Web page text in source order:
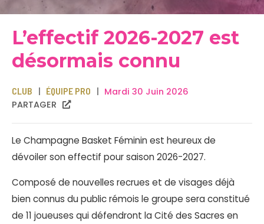
L’effectif 2026-2027 est
désormais connu
CLUB ÉQUIPE PRO
Mardi 30 Juin 2026
PARTAGER
Le Champagne Basket Féminin est heureux de
dévoiler son effectif pour saison 2026-2027.
Composé de nouvelles recrues et de visages déjà
bien connus du public rémois le groupe sera constitué
de 11 joueuses qui défendront la Cité des Sacres en